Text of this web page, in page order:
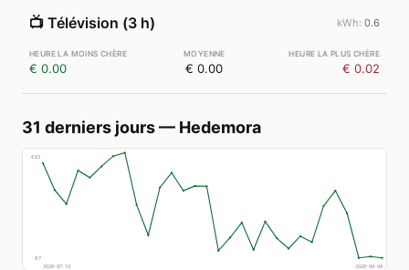
📺 Télévision (3 h) 0.6
€ 0.00 € 0.00 € 0.02
31 derniers jours— Hedemora
€83
€7
2026-07-10
2026-08-08